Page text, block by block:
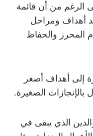
الرغم من أن قائمة
أهداف ومراحل
المحرز والحفاظ
إلى أهداف أصغر
بالإنجازات الصغيرة.
الذي يبقى في